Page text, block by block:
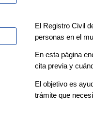
El Registro Civil
personas en el
En esta página
cita previa y
El objetivo es
trámite que